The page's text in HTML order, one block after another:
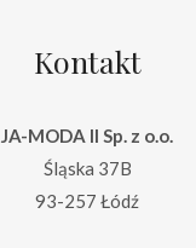
Kontakt
JA-MODA II Sp. z o.o.
Śląska 37B
93-257 Łódź